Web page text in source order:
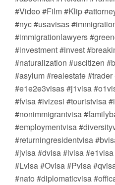
#Video #Film #Klip
#nyc #usavisas
#immigrationlawyers
#investment #invest
#naturalization #uscitizen
#asylum #realestate
#e1e2e3visas #j1visa
#fvisa #ivizesi #touristvisa
#nonimmigrantvisa
#employmentvisa
#returningresidentvisa
#jvisa #dvisa #ivisa
#Lvisa #Ovisa #Pvisa
#nato #diplomaticvisa